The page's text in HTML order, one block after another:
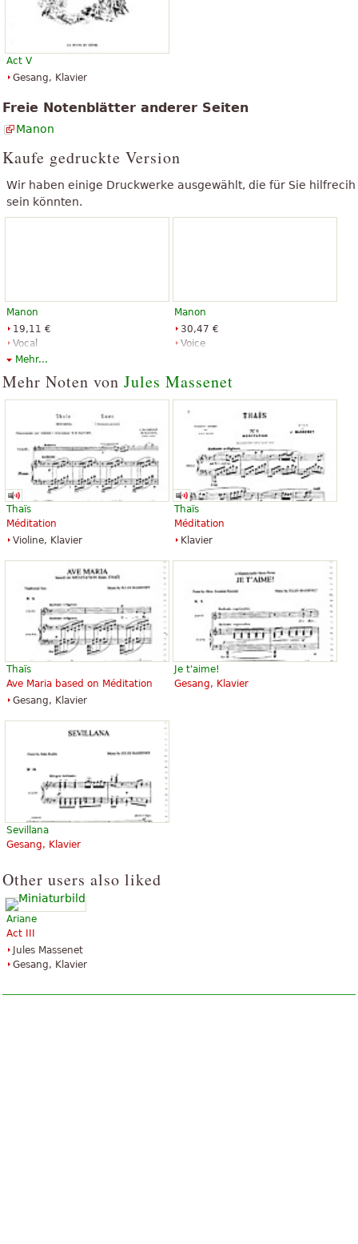
Act V
Gesang, Klavier
Freie Notenblätter anderer Seiten
Manon
Kaufe gedruckte Version
Wir haben einige Druckwerke ausgewählt, die für Sie hilfrecih
sein könnten.
Manon
19,11 €
Vocal
Dover Publications
Manon
30,47 €
Voice
Mehr...
Mehr Noten von Jules Massenet
Thaïs
Méditation
Violine, Klavier
Thaïs
Méditation
Klavier
Thaïs
Ave Maria based on Méditation
Gesang, Klavier
Je t'aime!
Gesang, Klavier
Sevillana
Gesang, Klavier
Other users also liked
Ariane
Act III
Jules Massenet
Gesang, Klavier